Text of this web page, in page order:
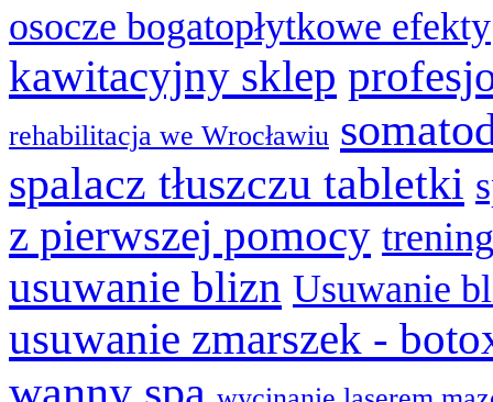
osocze bogatopłytkowe efekty
kawitacyjny sklep
rehabilitacja we Wrocławiu
spalacz tłuszczu tabletki
z pierwszej pomocy
usuwanie blizn Usuwanie
usuwanie zmarszek -